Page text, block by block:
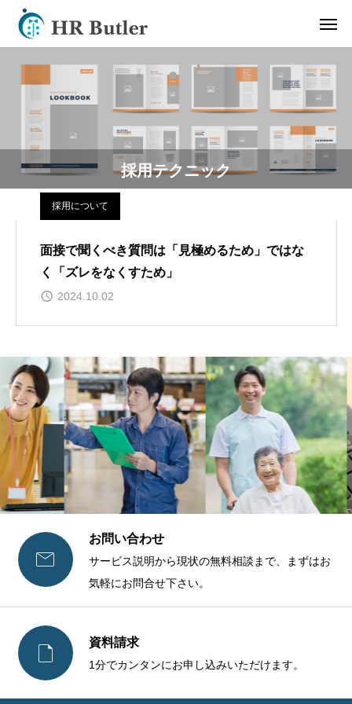
採用テクニック
採用について
面接で聞くべき質問は「見極めるため」ではな
く「ズレをなくすため」
2024.10.02

お問い合わせ
サービス説明から現状の無料相談まで、まずはお
気軽にお問合せ下さい。
 資料請求
1分でカンタンにお申し込みいただけます。